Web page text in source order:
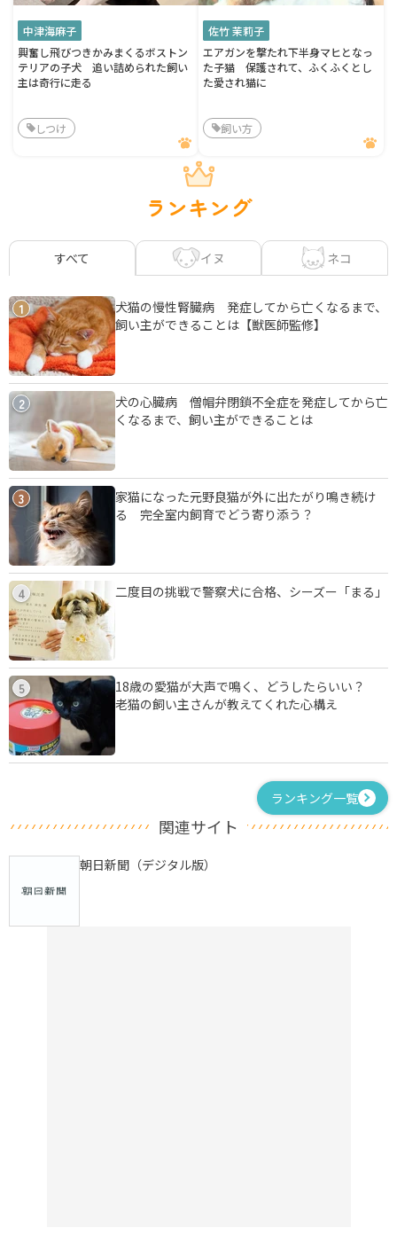
中津海麻子
興奮し飛びつきかみまくるボストン
テリアの子犬 追い詰められた飼い
主は奇行に走る
しつけ
佐竹 茉莉子
エアガンを撃たれ下半身マヒとなっ
た子猫 保護されて、ふくふくとし
た愛され猫に
飼い方
ランキング
すべて イヌ ネコ
1
犬猫の慢性腎臓病 発症してから亡くなるまで、
飼い主ができることは【獣医師監修】
2
犬の心臓病 僧帽弁閉鎖不全症を発症してから亡
くなるまで、飼い主ができることは
3
家猫になった元野良猫が外に出たがり鳴き続け
る 完全室内飼育でどう寄り添う？
4 二度目の挑戦で警察犬に合格、シーズー「まる」
5
18歳の愛猫が大声で鳴く、どうしたらいい？
老猫の飼い主さんが教えてくれた心構え
ランキング一覧
関連サイト
朝日新聞（デジタル版）